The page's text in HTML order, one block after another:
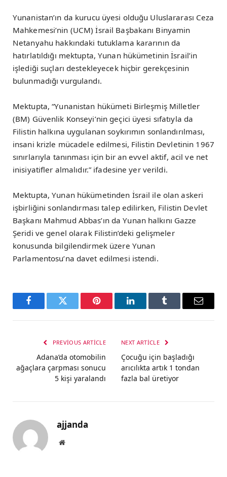
Yunanistan’ın da kurucu üyesi olduğu Uluslararası Ceza
Mahkemesi’nin (UCM) İsrail Başbakanı Binyamin
Netanyahu hakkındaki tutuklama kararının da
hatırlatıldığı mektupta, Yunan hükümetinin İsrail’in
işlediği suçları destekleyecek hiçbir gerekçesinin
bulunmadığı vurgulandı.
Mektupta, “Yunanistan hükümeti Birleşmiş Milletler
(BM) Güvenlik Konseyi’nin geçici üyesi sıfatıyla da
Filistin halkına uygulanan soykırımın sonlandırılması,
insani krizle mücadele edilmesi, Filistin Devletinin 1967
sınırlarıyla tanınması için bir an evvel aktif, acil ve net
inisiyatifler almalıdır.” ifadesine yer verildi.
Mektupta, Yunan hükümetinden İsrail ile olan askeri
işbirliğini sonlandırması talep edilirken, Filistin Devlet
Başkanı Mahmud Abbas’ın da Yunan halkını Gazze
Şeridi ve genel olarak Filistin’deki gelişmeler
konusunda bilgilendirmek üzere Yunan
Parlamentosu’na davet edilmesi istendi.
FacebookTwitter Pinterest LinkedInTumblr Email
PREVIOUS ARTICLE
Adana’da otomobilin
ağaçlara çarpması sonucu
5 kişi yaralandı
NEXT ARTICLE
Çocuğu için başladığı
arıcılıkta artık 1 tondan
fazla bal üretiyor
ajjanda
Website